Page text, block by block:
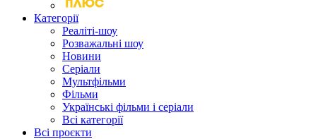
Категорії
Реаліті-шоу
Розважальні шоу
Новини
Серіали
Мультфільми
Фільми
Українські фільми і серіали
Всі категорії
Всі проєкти